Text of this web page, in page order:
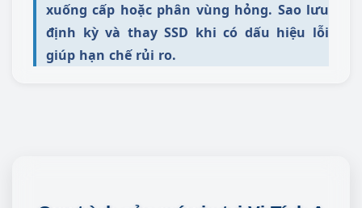
xuống cấp hoặc phân vùng hỏng. Sao lưu
định kỳ và thay SSD khi có dấu hiệu lỗi
giúp hạn chế rủi ro.